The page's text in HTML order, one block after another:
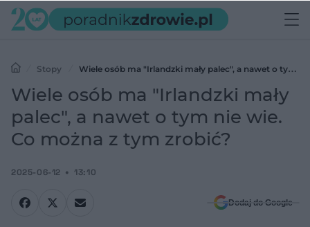
Stopy
Wiele osób ma "Irlandzki mały palec", a nawet o tym
nie wie. Co można z tym zrobić?
Wiele osób ma "Irlandzki mały
palec", a nawet o tym nie wie.
Co można z tym zrobić?
2025-06-12 13:10
Dodaj do Google